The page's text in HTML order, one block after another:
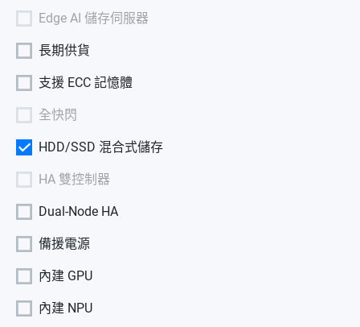
Edge AI 儲存伺服器
長期供貨
支援 ECC 記憶體
全快閃
HDD/SSD 混合式儲存
HA 雙控制器
Dual-Node HA
備援電源
內建 GPU
內建 NPU